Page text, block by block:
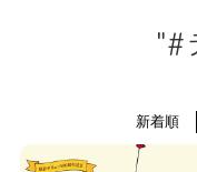
"#
新着順